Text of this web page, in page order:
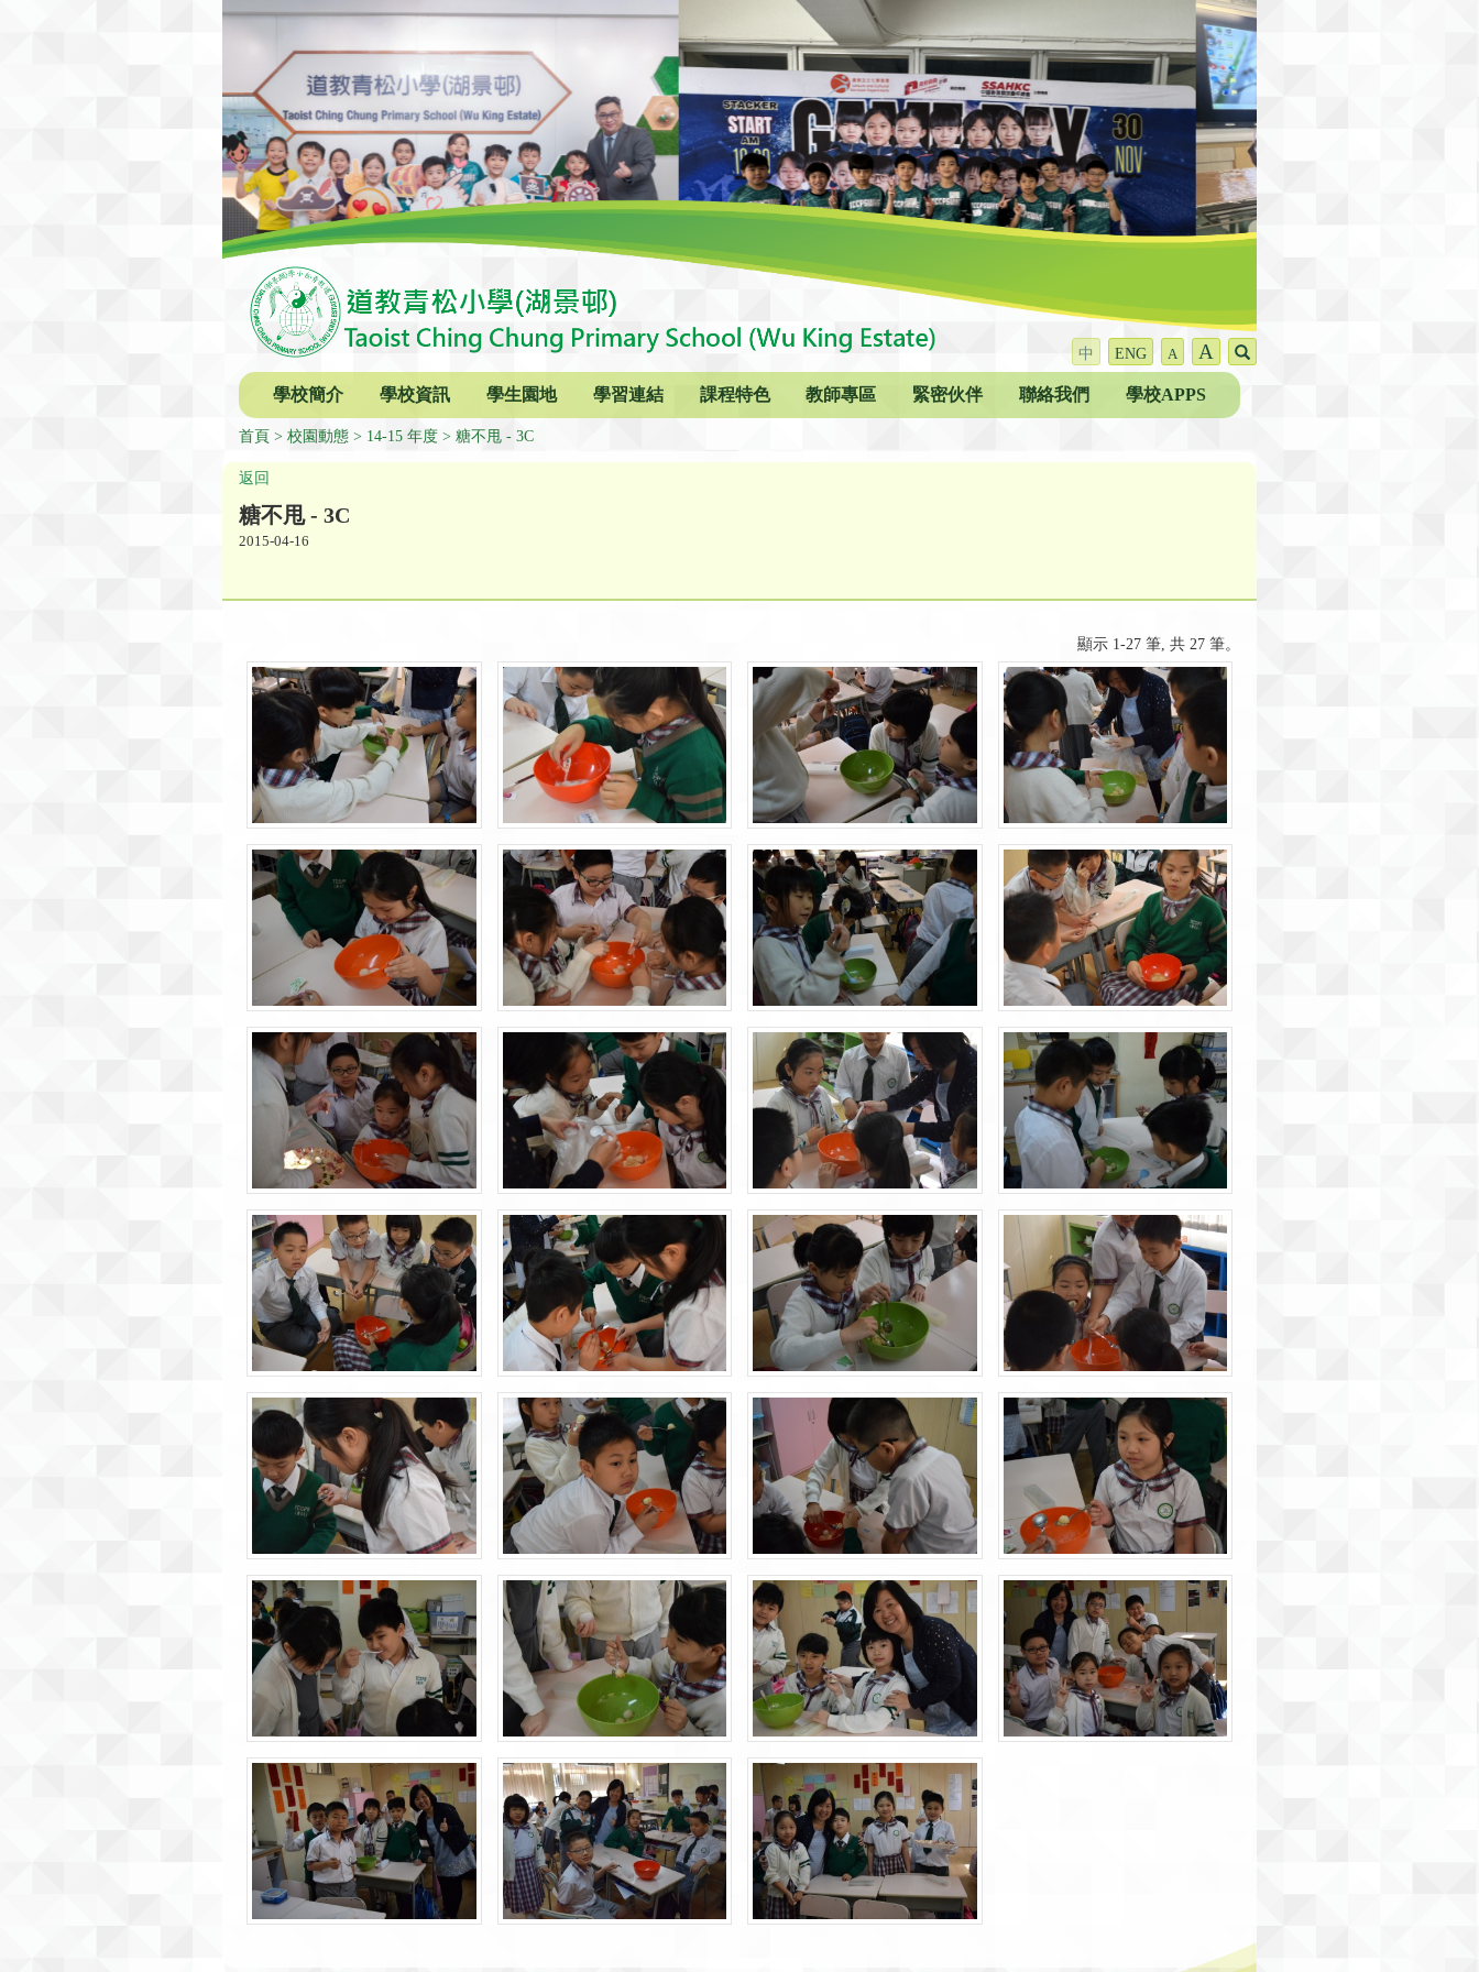
中 ENG A A
學校簡介 學校資訊 學生園地 學習連結 課程特色 教師專區 緊密伙伴 聯絡我們 學校APPS
首頁 校園動態 14-15 年度 糖不甩 - 3C
返回
糖不甩 - 3C
2015-04-16
顯示 1-27 筆, 共 27 筆。